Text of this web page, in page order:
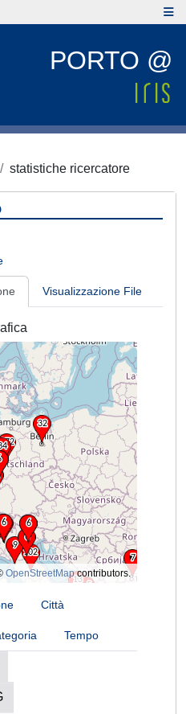
PORTO @
statistiche ricercatore
Visualizzazione File
OpenStreetMapcontributors.
Città
Tempo